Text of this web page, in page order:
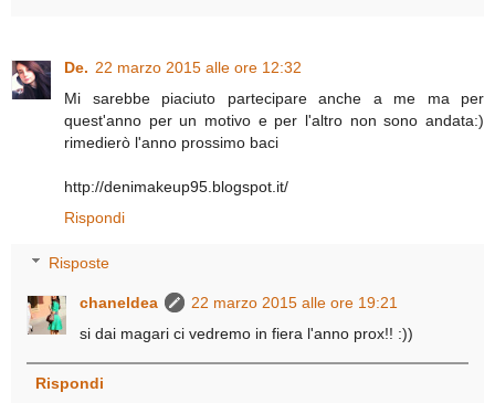
De. 22 marzo 2015 alle ore 12:32
Mi sarebbe piaciuto partecipare anche a me ma per
quest'anno per un motivo e per l'altro non sono andata:)
rimedierò l'anno prossimo baci
http://denimakeup95.blogspot.it/
Rispondi
Risposte
chaneldea
22 marzo 2015 alle ore 19:21
si dai magari ci vedremo in fiera l'anno prox!! :))
Rispondi